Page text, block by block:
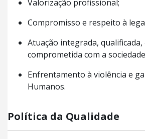
Valorização profissional;
Compromisso e respeito à
Atuação integrada, qualificada,
comprometida com a
Enfrentamento à violência e
Humanos.
Política da Qualidade